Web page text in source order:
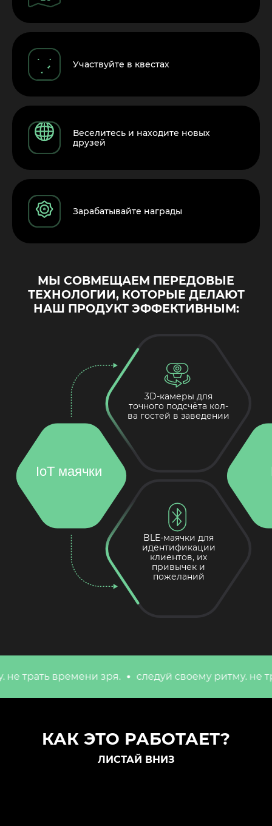
Участвуйте в квестах
Веселитесь и находите новых
друзей
Зарабатывайте награды
МЫ СОВМЕЩАЕМ ПЕРЕДОВЫЕ
ТЕХНОЛОГИИ, КОТОРЫЕ ДЕЛАЮТ
НАШ ПРОДУКТ ЭФФЕКТИВНЫМ:
3D-камеры для
точного подсчёта кол-
ва гостей в заведении
IoT маячки
BLE-маячки для
идентификации
клиентов, их
привычек и
пожеланий
времени зря. следуй своему ритму. не трать
КАК ЭТО РАБОТАЕТ?
ЛИСТАЙ ВНИЗ